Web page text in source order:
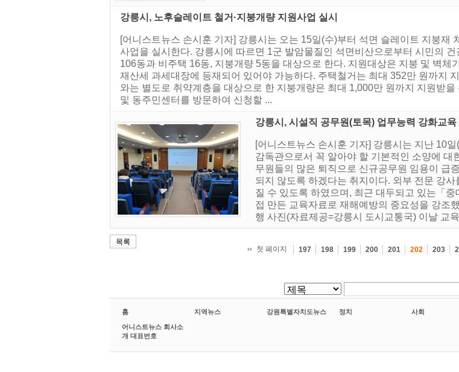
강릉시, 노후슬레이트 철거·지붕개량 지원사업 실시
[어니스트뉴스 손시훈 기자] 강릉시는 오는 15일(수)부터 석면 슬레이트 지붕재
사업을 실시한다. 강릉시에 따르면 1군 발암물질인 석면비산으로부터 시민의
106동과 비주택 16동, 지붕개량 5동을 대상으로 한다. 지원대상은 지붕 및 벽
재산세 과세대장에 등재되어 있어야 가능하다. 주택철거는 최대 352만 원까지
와는 별도로 취약계층을 대상으로 한 지붕개량은 최대 1,000만 원까지 지원받
및 동주민센터를 방문하여 신청할 ...
강릉시, 시설직 공무원(토목) 업무능력 강화교육
[어니스트뉴스 손시훈 기자] 강릉시는 지난 10
감독관으로서 꼭 알아야 할 기본적인 소양에
무원들의 많은 퇴직으로 신규공무원 임용이 급
되지 않도록 하겠다는 취지이다. 외부 전문 강
질 수 있도록 하였으며, 최근 대두되고 있는「
접 만든 교육자료로 재해예방의 중요성을 강조
행 사진(자료제공=강릉시 도시교통국) 이날 교
목록
첫 페이지
197 198 199 200 201 202 203
홈 지역뉴스 강원특별자치도뉴스 정치 사회
어니스트뉴스 회사소
개 대표번호